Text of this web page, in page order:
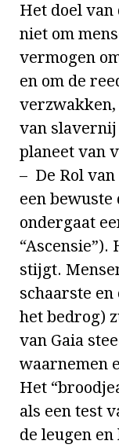
Het doel
niet om
vermogen
en om de
verzwakken,
van
planeet van
– De Rol van
een
ondergaat
stijgt.
schaarste
het bedrog)
van Gaia
waarnemen
Het
als een test
de leugen